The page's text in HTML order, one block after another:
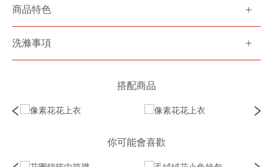
商品特色
洗滌事項
搭配商品
你可能會喜歡